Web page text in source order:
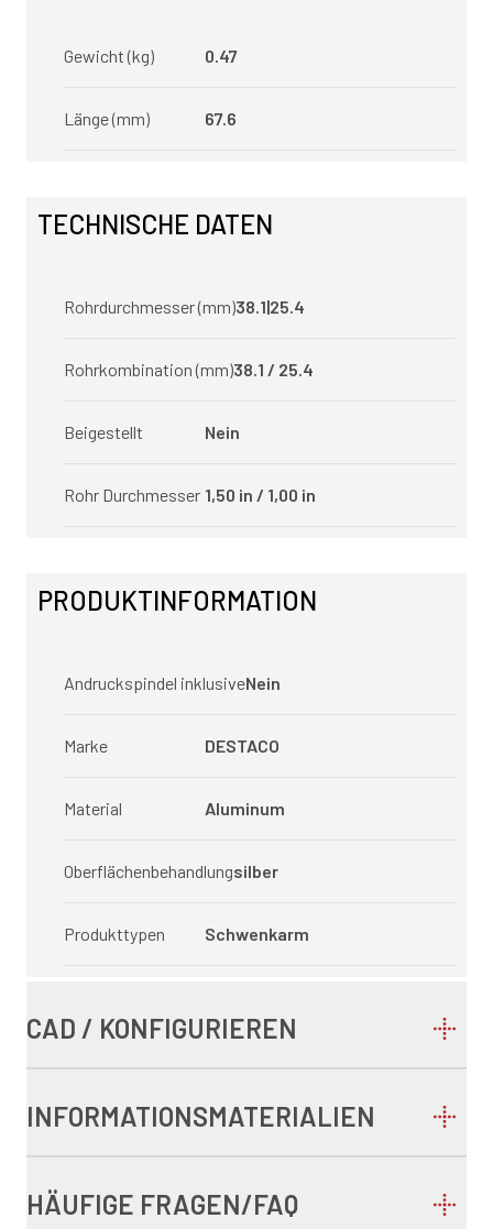
Gewicht (kg) 0.47
Länge (mm) 67.6
TECHNISCHE DATEN
Rohrdurchmesser (mm)38.1|25.4
Rohrkombination (mm)38.1 / 25.4
Beigestellt Nein
Rohr Durchmesser 1,50 in / 1,00 in
PRODUKTINFORMATION
Andruckspindel inklusiveNein
Marke DESTACO
Material Aluminum
Oberflächenbehandlungsilber
Produkttypen Schwenkarm
CAD / KONFIGURIEREN
INFORMATIONSMATERIALIEN
HÄUFIGE FRAGEN/FAQ